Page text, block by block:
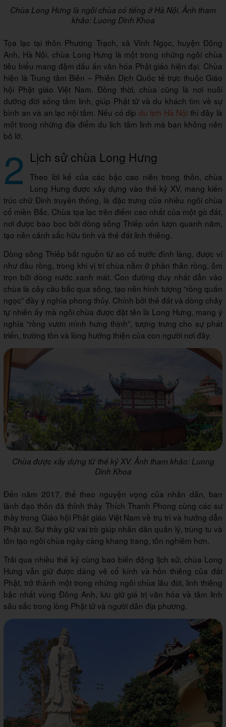
Chùa Long Hưng là ngôi chùa có tiếng ở Hà Nội. Ảnh tham
khảo: Luong Dinh Khoa
Tọa lạc tại thôn Phương Trạch, xã Vĩnh Ngọc, huyện Đông
Anh, Hà Nội, chùa Long Hưng là một trong những ngôi chùa
tiêu biểu mang đậm dấu ấn văn hóa Phật giáo hiện đại. Chùa
hiện là Trung tâm Biên – Phiên Dịch Quốc tế trực thuộc Giáo
hội Phật giáo Việt Nam. Đồng thời, chùa cũng là nơi nuôi
dưỡng đời sống tâm linh, giúp Phật tử và du khách tìm về sự
bình an và an lạc nội tâm. Nếu có dịp du lịch Hà Nội thì đây là
một trong những địa điểm du lịch tâm linh mà bạn không nên
bỏ lỡ.
2 Lịch sử chùa Long Hưng
Theo lời kể của các bậc cao niên trong thôn, chùa
Long Hưng được xây dựng vào thế kỷ XV, mang kiến
trúc chữ Đinh truyền thống, là đặc trưng của nhiều ngôi chùa
cổ miền Bắc. Chùa tọa lạc trên điểm cao nhất của một gò đất,
nơi được bao bọc bởi dòng sông Thiếp uốn lượn quanh năm,
tạo nên cảnh sắc hữu tình và thế đất linh thiêng.
Dòng sông Thiếp bắt nguồn từ ao cổ trước đình làng, được ví
như đầu rồng, trong khi vị trí chùa nằm ở phần thân rồng, ôm
trọn bởi dòng nước xanh mát. Con đường duy nhất dẫn vào
chùa là cây cầu bắc qua sông, tạo nên hình tượng “rồng quấn
ngọc” đầy ý nghĩa phong thủy. Chính bởi thế đất và dòng chảy
tự nhiên ấy mà ngôi chùa được đặt tên là Long Hưng, mang ý
nghĩa “rồng vươn mình hưng thịnh”, tượng trưng cho sự phát
triển, trường tồn và lòng hướng thiện của con người nơi đây.
Chùa được xây dựng từ thế kỷ XV. Ảnh tham khảo: Luong
Dinh Khoa
Đến năm 2017, thể theo nguyện vọng của nhân dân, ban
lãnh đạo thôn đã thỉnh thầy Thích Thanh Phong cùng các sư
thầy trong Giáo hội Phật giáo Việt Nam về trụ trì và hướng dẫn
Phật sự. Sư thầy giữ vai trò giúp nhân dân quản lý, trùng tu và
tôn tạo ngôi chùa ngày càng khang trang, tôn nghiêm hơn.
Trải qua nhiều thế kỷ cùng bao biến động lịch sử, chùa Long
Hưng vẫn giữ được dáng vẻ cổ kính và hồn thiêng của đất
Phật, trở thành một trong những ngôi chùa lâu đời, linh thiêng
bậc nhất vùng Đông Anh, lưu giữ giá trị văn hóa và tâm linh
sâu sắc trong lòng Phật tử và người dân địa phương.